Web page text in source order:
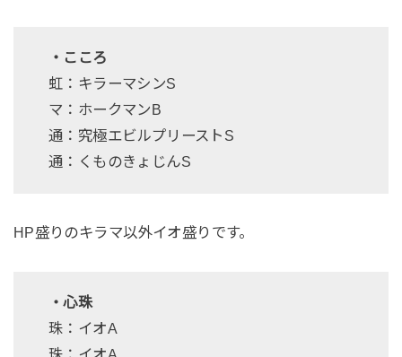
・こころ
虹：キラーマシンS
マ：ホークマンB
通：究極エビルプリーストS
通：くものきょじんS
HP盛りのキラマ以外イオ盛りです。
・心珠
珠：イオA